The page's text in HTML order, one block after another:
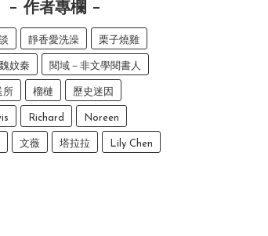
作者專欄
靜香愛洗澡 栗子燒雞
魏妏秦 閱域－非文學閱書人
所 榴槤 歷史迷因
Richard Noreen
文薇 塔拉拉 Lily Chen